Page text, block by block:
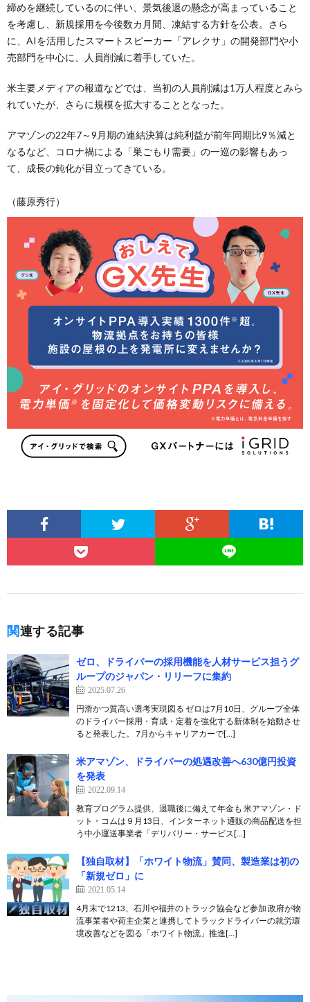
締めを継続しているのに伴い、景気後退の懸念が高まっていること
を考慮し、新規採用を今後数カ月間、凍結する方針を公表。さら
に、AIを活用したスマートスピーカー「アレクサ」の開発部門や小
売部門を中心に、人員削減に着手していた。
米主要メディアの報道などでは、当初の人員削減は1万人程度とみら
れていたが、さらに規模を拡大することとなった。
アマゾンの22年7～9月期の連結決算は純利益が前年同期比9％減と
なるなど、コロナ禍による「巣ごもり需要」の一巡の影響もあっ
て、成長の鈍化が目立ってきている。
（藤原秀行）
関連する記事
ゼロ、ドライバーの採用機能を人材サービス担うグ
ループのジャパン・リリーフに集約
2025.07.26
円滑かつ質高い選考実現図る ゼロは7月10日、グループ全体
のドライバー採用・育成・定着を強化する新体制を始動させ
ると発表した。 7月からキャリアカーで[…]
米アマゾン、ドライバーの処遇改善へ630億円投資
を発表
2022.09.14
教育プログラム提供、退職後に備えて年金も 米アマゾン・ド
ット・コムは９月13日、インターネット通販の商品配送を担
う中小運送事業者「デリバリー・サービス[…]
【独自取材】「ホワイト物流」賛同、製造業は初の
「新規ゼロ」に
2021.05.14
4月末で1213、石川や福井のトラック協会など参加 政府が物
流事業者や荷主企業と連携してトラックドライバーの就労環
境改善などを図る「ホワイト物流」推進[…]